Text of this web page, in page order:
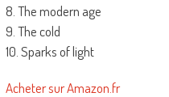
8. The modern age
9. The cold
10. Sparks of light
Acheter sur Amazon.fr